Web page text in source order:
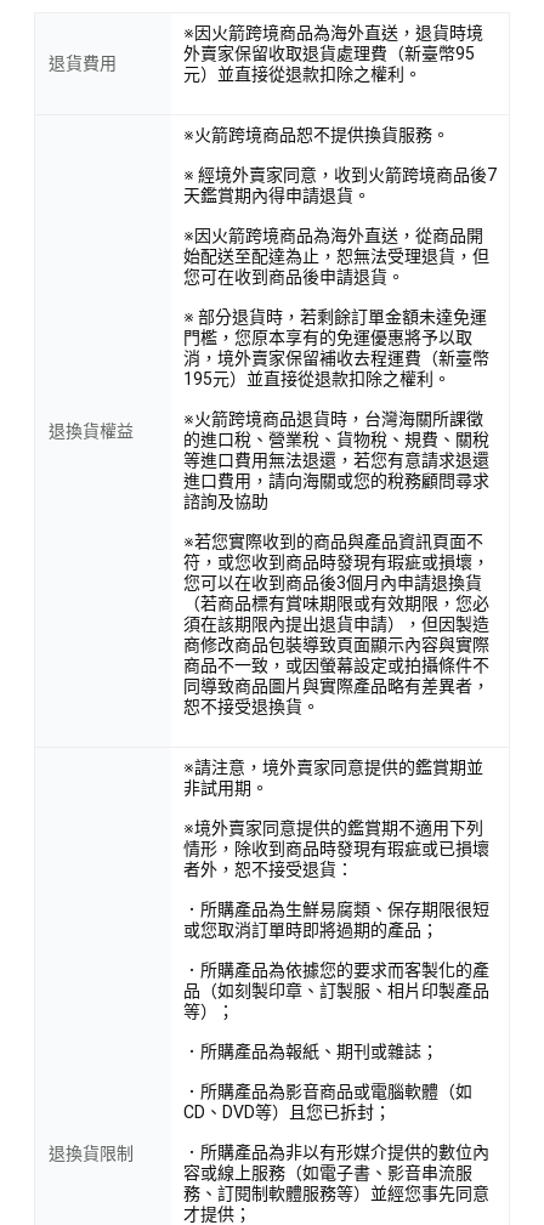
退貨費用
※因火箭跨境商品為海外直送，退貨時境
外賣家保留收取退貨處理費（新臺幣95
元）並直接從退款扣除之權利。
退換貨權益
※火箭跨境商品恕不提供換貨服務。
※ 經境外賣家同意，收到火箭跨境商品後7
天鑑賞期內得申請退貨。
※因火箭跨境商品為海外直送，從商品開
始配送至配達為止，恕無法受理退貨，但
您可在收到商品後申請退貨。
※ 部分退貨時，若剩餘訂單金額未達免運
門檻，您原本享有的免運優惠將予以取
消，境外賣家保留補收去程運費（新臺幣
195元）並直接從退款扣除之權利。
※火箭跨境商品退貨時，台灣海關所課徵
的進口稅、營業稅、貨物稅、規費、關稅
等進口費用無法退還，若您有意請求退還
進口費用，請向海關或您的稅務顧問尋求
諮詢及協助
※若您實際收到的商品與產品資訊頁面不
符，或您收到商品時發現有瑕疵或損壞，
您可以在收到商品後3個月內申請退換貨
（若商品標有賞味期限或有效期限，您必
須在該期限內提出退貨申請），但因製造
商修改商品包裝導致頁面顯示內容與實際
商品不一致，或因螢幕設定或拍攝條件不
同導致商品圖片與實際產品略有差異者，
恕不接受退換貨。
退換貨限制
※請注意，境外賣家同意提供的鑑賞期並
非試用期。
※境外賣家同意提供的鑑賞期不適用下列
情形，除收到商品時發現有瑕疵或已損壞
者外，恕不接受退貨：
．所購產品為生鮮易腐類、保存期限很短
或您取消訂單時即將過期的產品；
．所購產品為依據您的要求而客製化的產
品（如刻製印章、訂製服、相片印製產品
等）；
．所購產品為報紙、期刊或雜誌；
．所購產品為影音商品或電腦軟體（如
CD、DVD等）且您已拆封；
．所購產品為非以有形媒介提供的數位內
容或線上服務（如電子書、影音串流服
務、訂閱制軟體服務等）並經您事先同意
才提供；